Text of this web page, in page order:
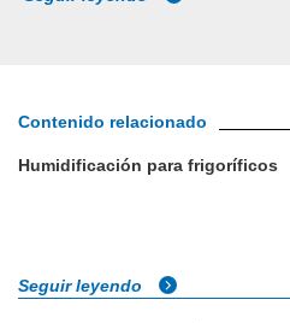
Contenido relacionado
Humidificación para frigoríficos
Seguir leyendo